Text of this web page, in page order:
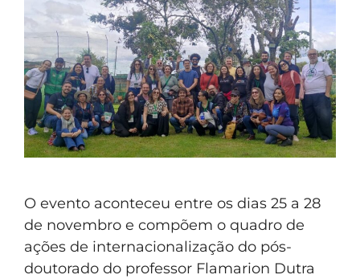
O evento aconteceu entre os dias 25 a 28
de novembro e compõem o quadro de
ações de internacionalização do pós-
doutorado do professor Flamarion Dutra